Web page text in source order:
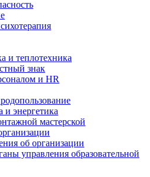
и теплотехника
знак
и HR
и энергетика
мастерской
об организации
управления образовательной